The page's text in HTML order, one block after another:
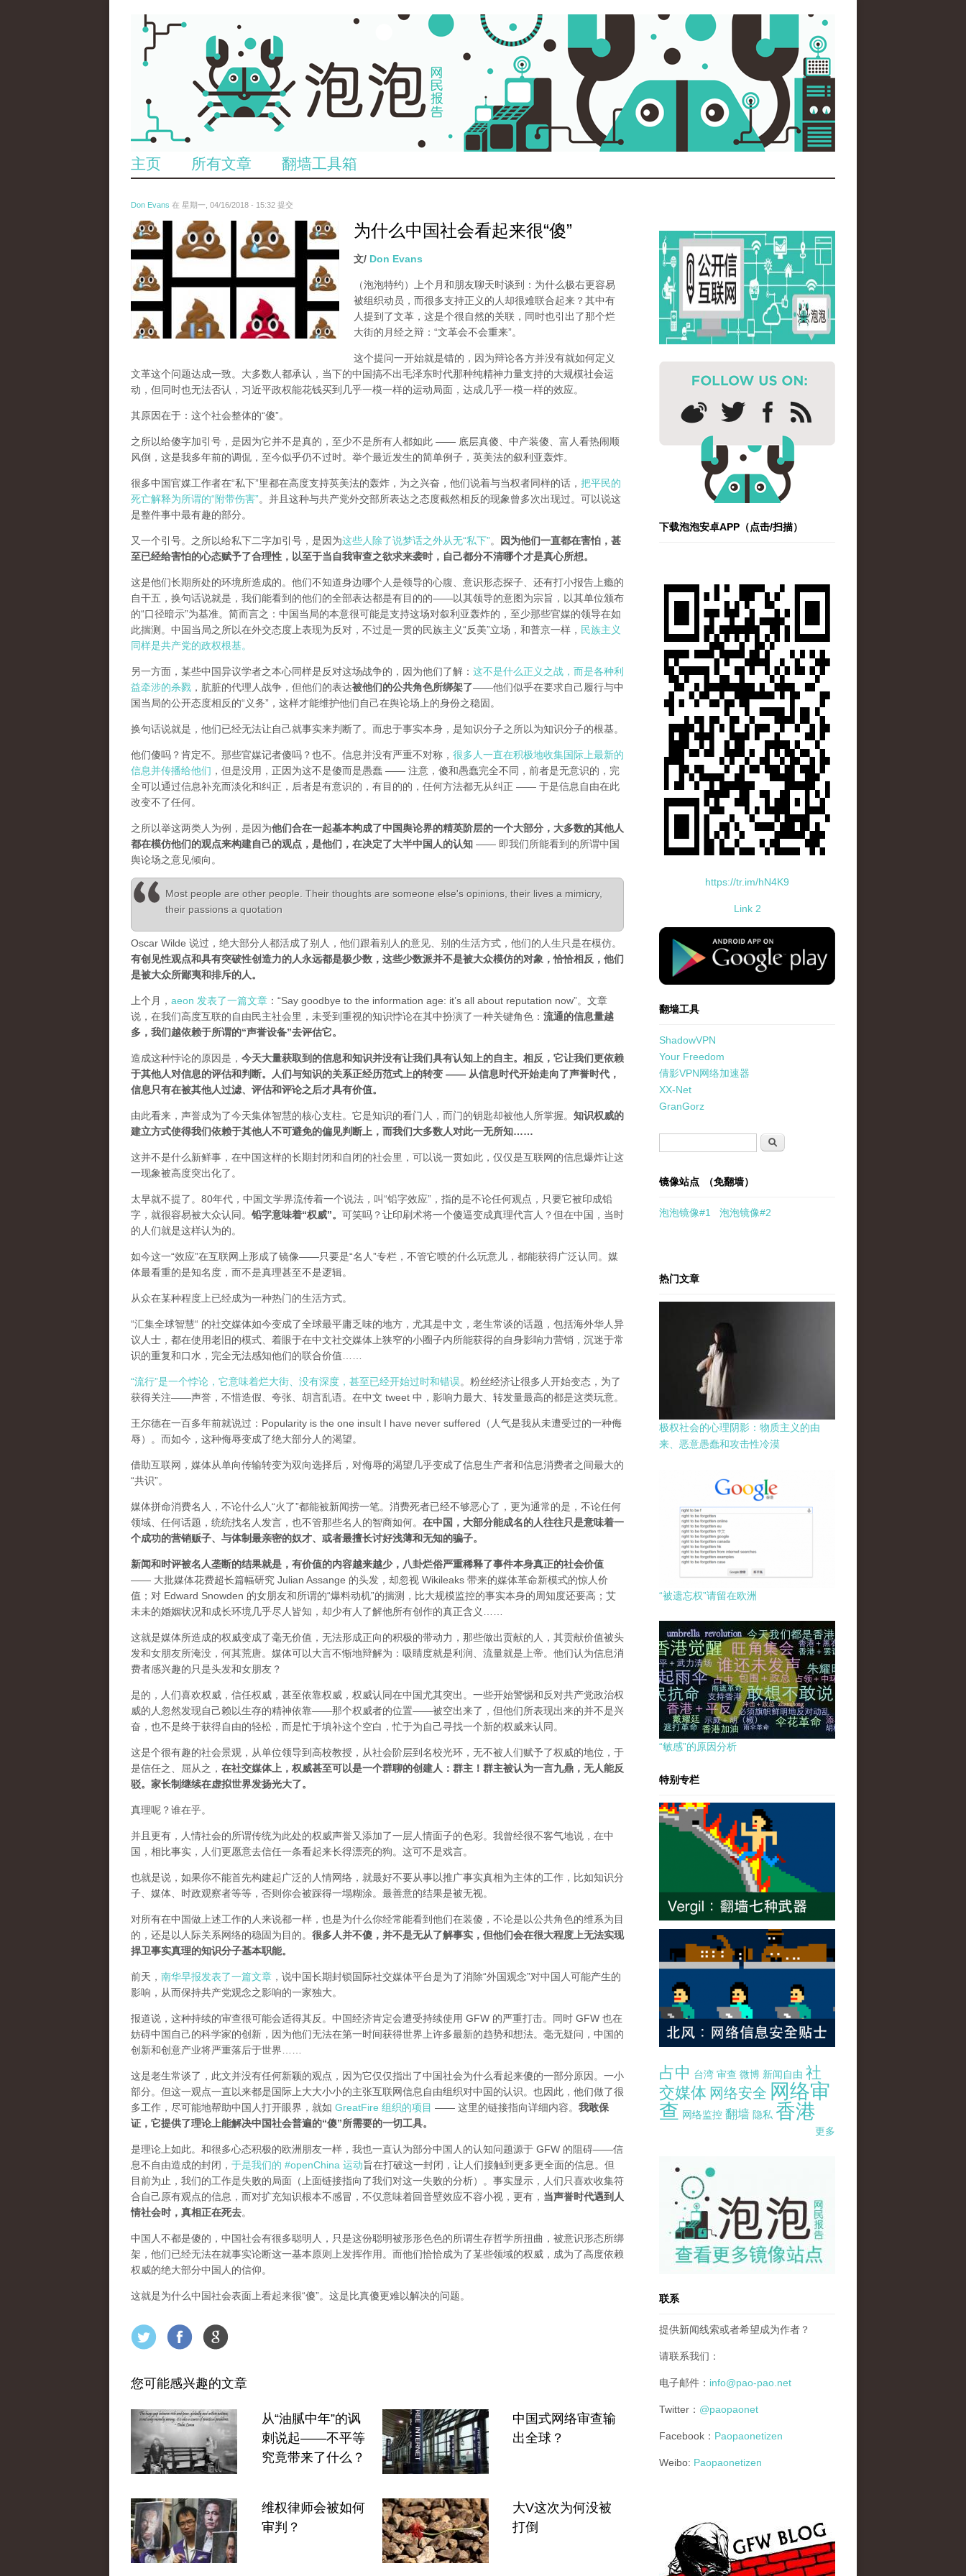
主页 所有文章 翻墙工具箱
Don Evans 在 星期一, 04/16/2018 - 15:32 提交
wechatimg1053.jpeg 为什么中国社会看起来很“傻”
文/ Don Evans
（泡泡特约）
上个月和朋友聊天时谈到：为什么极右更容易
被组织动员，而很多支持正义的人却很难联合起来？其中有
人提到了文革，这是个很自然的关联，同时也引出了那个烂
大街的月经之辩：“文革会不会重来”。
这个提问一开始就是错的，因为辩论各方并没有就如何定义
文革这个问题达成一致。大多数人都承认，当下的中国搞不出毛泽东时代那种纯精神力量支持的大规模社会运
动，但同时也无法否认，习近平政权能花钱买到几乎一模一样的运动局面，达成几乎一模一样的效应。
其原因在于：这个社会整体的“傻”。
之所以给傻字加引号，是因为它并不是真的，至少不是所有人都如此 —— 底层真傻、中产装傻、富人看热闹顺
风倒，这是我多年前的调侃，至今似乎仍不过时。举个最近发生的简单例子，英美法的叙利亚轰炸。
很多中国官媒工作者在“私下”里都在高度支持英美法的轰炸，为之兴奋，他们说着与当权者同样的话， 把平民的
死亡解释为所谓的“附带伤害”。并且这种与共产党外交部所表达之态度截然相反的现象曾多次出现过。可以说这
是整件事中最有趣的部分。
又一个引号。之所以给私下二字加引号，是因为这些人除了说梦话之外从无“私下”。
因为他们一直都在害怕，甚
至已经给害怕的心态赋予了合理性，以至于当自我审查之欲求来袭时，自己都分不清哪个才是真心所想。
这是他们长期所处的环境所造成的。他们不知道身边哪个人是领导的心腹、意识形态探子、还有打小报告上瘾的
自干五，换句话说就是，我们能看到的他们的全部表达都是有目的的——以其领导的意图为宗旨，以其单位颁布
的“口径暗示”为基准。简而言之：中国当局的本意很可能是支持这场对叙利亚轰炸的，至少那些官媒的领导在如
此揣测。中国当局之所以在外交态度上表现为反对，不过是一贯的民族主义“反美”立场，和普京一样， 民族主义
同样是共产党的政权根基。
另一方面，某些中国异议学者之本心同样是反对这场战争的，因为他们了解： 这不是什么正义之战，而是各种利
益牵涉的杀戮 ，肮脏的代理人战争，但他们的表达被他们的公共角色所绑架了——他们似乎在要求自己履行与中
国当局的公开态度相反的“义务”，这样才能维护他们自己在舆论场上的身份之稳固。
换句话说就是，他们已经无法让自己就事实来判断了。而忠于事实本身，是知识分子之所以为知识分子的根基。
他们傻吗？肯定不。那些官媒记者傻吗？也不。信息并没有严重不对称， 很多人一直在积极地收集国际上最新的
信息并传播给他们 ，但是没用，正因为这不是傻而是愚蠢 —— 注意，傻和愚蠢完全不同，前者是无意识的，完
全可以通过信息补充而淡化和纠正，后者是有意识的，有目的的，任何方法都无从纠正 —— 于是信息自由在此
改变不了任何。
之所以举这两类人为例，是因为他们合在一起基本构成了中国舆论界的精英阶层的一个大部分，大多数的其他人
都在模仿他们的观点来构建自己的观点，是他们，在决定了大半中国人的认知 —— 即我们所能看到的所谓中国
舆论场之意见倾向。
Most people are other people. Their thoughts are someone else's opinions, their lives a mimicry,
their passions a quotation
Oscar Wilde 说过，绝大部分人都活成了别人，他们跟着别人的意见、别的生活方式，他们的人生只是在模仿。
有创见性观点和具有突破性创造力的人永远都是极少数，这些少数派并不是被大众模仿的对象，恰恰相反，他们
是被大众所鄙夷和排斥的人。
上个月， aeon 发表了一篇文章 ：“Say goodbye to the information age: it’s all about reputation now”。文章
说，在我们高度互联的自由民主社会里，未受到重视的知识悖论在其中扮演了一种关键角色： 流通的信息量越
多，我们越依赖于所谓的“声誉设备”去评估它。
造成这种悖论的原因是， 今天大量获取到的信息和知识并没有让我们具有认知上的自主。相反，它让我们更依赖
于其他人对信息的评估和判断。
人们与知识的关系正经历范式上的转变 —— 从信息时代开始走向了声誉时代，
信息只有在被其他人过滤、评估和评论之后才具有价值。
由此看来，声誉成为了今天集体智慧的核心支柱。它是知识的看门人，而门的钥匙却被他人所掌握。 知识权威的
建立方式使得我们依赖于其他人不可避免的偏见判断上，而我们大多数人对此一无所知……
这并不是什么新鲜事，在中国这样的长期封闭和自闭的社会里，可以说一贯如此，仅仅是互联网的信息爆炸让这
一现象被高度突出化了。
太早就不提了。80年代，中国文学界流传着一个说法，叫“铅字效应”，指的是不论任何观点，只要它被印成铅
字，就很容易被大众认同。 铅字意味着“权威”。 可笑吗？让印刷术将一个傻逼变成真理代言人？但在中国，当时
的人们就是这样认为的。
如今这一“效应”在互联网上形成了镜像——只要是“名人”专栏，不管它喷的什么玩意儿，都能获得广泛认同。媒
体最看重的是知名度，而不是真理甚至不是逻辑。
从众在某种程度上已经成为一种热门的生活方式。
“汇集全球智慧“ 的社交媒体如今变成了全球最平庸乏味的地方，尤其是中文，老生常谈的话题，包括海外华人异
议人士，都在使用老旧的模式、着眼于在中文社交媒体上狭窄的小圈子内所能获得的自身影响力营销，沉迷于常
识的重复和口水，完全无法感知他们的联合价值……
“流行”是一个悖论，它意味着烂大街、没有深度，甚至已经开始过时和错误。粉丝经济让很多人开始变态，为了
获得关注——声誉，不惜造假、夸张、胡言乱语。在中文 tweet 中，影响力最大、转发量最高的都是这类玩意。
王尔德在一百多年前就说过：Popularity is the one insult I have never suffered（人气是我从未遭受过的一种侮
辱）。而如今，这种侮辱变成了绝大部分人的渴望。
借助互联网，媒体从单向传输转变为双向选择后，对侮辱的渴望几乎变成了信息生产者和信息消费者之间最大的
“共识”。
媒体拼命消费名人，不论什么人“火了”都能被新闻捞一笔。消费死者已经不够恶心了，更为通常的是，不论任何
领域、任何话题，统统找名人发言，也不管那些名人的智商如何。 在中国，大部分能成名的人往往只是意味着一
个成功的营销贩子、与体制最亲密的奴才、或者最擅长讨好浅薄和无知的骗子。
新闻和时评被名人垄断的结果就是，有价值的内容越来越少，八卦烂俗严重稀释了事件本身真正的社会价值
—— 大批媒体花费超长篇幅研究 Julian Assange 的头发，却忽视 Wikileaks 带来的媒体革命新模式的惊人价
值；对 Edward Snowden 的女朋友和所谓的“爆料动机”的揣测，比大规模监控的事实本身的周知度还要高；艾
未未的婚姻状况和成长环境几乎尽人皆知，却少有人了解他所有创作的真正含义……
这就是媒体所造成的权威变成了毫无价值，无法形成正向的积极的带动力，那些做出贡献的人，其贡献价值被头
发和女朋友所淹没，何其荒唐。媒体可以大言不惭地辩解为：吸睛度就是利润、流量就是上帝。他们认为信息消
费者感兴趣的只是头发和女朋友？
是的，人们喜欢权威，信任权威，甚至依靠权威，权威认同在中国尤其突出。一些开始警惕和反对共产党政治权
威的人忽然发现自己赖以生存的精神依靠——那个权威者的位置——被空出来了，但他们所表现出来的并不是兴
奋，也不是终于获得自由的轻松，而是忙于填补这个空白，忙于为自己寻找一个新的权威来认同。
这是个很有趣的社会景观，从单位领导到高校教授，从社会阶层到名校光环，无不被人们赋予了权威的地位，于
是信任之、屈从之， 在社交媒体上，权威甚至可以是一个群聊的创建人：群主！群主被认为一言九鼎，无人能反
驳。家长制继续在虚拟世界发扬光大了。
真理呢？谁在乎。
并且更有，人情社会的所谓传统为此处的权威声誉又添加了一层人情面子的色彩。我曾经很不客气地说，在中
国，相比事实，人们更愿意去信任一条看起来长得漂亮的狗。这可不是戏言。
也就是说，如果你不能首先构建起广泛的人情网络，就最好不要从事以推广事实真相为主体的工作，比如知识分
子、媒体、时政观察者等等，否则你会被踩得一塌糊涂。最善意的结果是被无视。
对所有在中国做上述工作的人来说都一样，也是为什么你经常能看到他们在装傻，不论是以公共角色的维系为目
的，还是以人际关系网络的稳固为目的。 很多人并不傻，并不是无从了解事实，但他们会在很大程度上无法实现
捍卫事实真理的知识分子基本职能。
前天， 南华早报发表了一篇文章 ，说中国长期封锁国际社交媒体平台是为了消除“外国观念”对中国人可能产生的
影响，从而保持共产党观念之影响的一家独大。
报道说，这种持续的审查很可能会适得其反。中国经济肯定会遭受持续使用 GFW 的严重打击。同时 GFW 也在
妨碍中国自己的科学家的创新，因为他们无法在第一时间获得世界上许多最新的趋势和想法。毫无疑问，中国的
创新和创意产业将严重落后于世界……
这是老生常谈了，此文并没有任何新颖的观点，因为它仅仅指出了中国社会为什么看起来傻的一部分原因。一小
部分。但这一观点一直以来都是国际上大大小小的主张互联网信息自由组织对中国的认识。也因此，他们做了很
多工作，尽可能地帮助中国人打开眼界，就如 GreatFire 组织的项目 —— 这里的链接指向详细内容。 我敢保
证，它提供了理论上能解决中国社会普遍的“傻”所需要的一切工具。
是理论上如此。和很多心态积极的欧洲朋友一样，我也一直认为部分中国人的认知问题源于 GFW 的阻碍——信
息不自由造成的封闭， 于是我们的 #openChina 运动旨在打破这一封闭，让人们接触到更多更全面的信息。但
目前为止，我们的工作是失败的局面（ 上面链接指向了我们对这一失败的分析）。事实显示，人们只喜欢收集符
合自己原有观点的信息，而对扩充知识根本不感冒，不仅意味着回音壁效应不容小视，更有， 当声誉时代遇到人
情社会时，真相正在死去。
中国人不都是傻的，中国社会有很多聪明人，只是这份聪明被形形色色的所谓生存哲学所扭曲，被意识形态所绑
架，他们已经无法在就事实论断这一基本原则上发挥作用。而他们恰恰成为了某些领域的权威，成为了高度依赖
权威的绝大部分中国人的信仰。
这就是为什么中国社会表面上看起来很“傻”。这是比真傻更难以解决的问题。
您可能感兴趣的文章
从“油腻中年”的讽
刺说起——不平等
究竟带来了什么？
中国式网络审查输
出全球？
维权律师会被如何
审判？
大V这次为何没被
打倒
下载泡泡安卓APP（点击/扫描）
https://tr.im/hN4K9
Link 2
standard-icon-googleplay-app-store.png
翻墙工具
ShadowVPN
Your Freedom
倩影VPN网络加速器
XX-Net
GranGorz
搜索
镜像站点 （免翻墙）
泡泡镜像#1 泡泡镜像#2
热门文章
极权社会的心理阴影：物质主义的由
来、恶意愚蠢和攻击性冷漠
“被遗忘权”请留在欧洲
“敏感”的原因分析
特别专栏
占中 台湾 审查 微博 新闻自由 社
交媒体 网络安全 网络审
查 网络监控 翻墙 隐私 香港
更多
pao-pao-banner-mirror-site-120814.jpg
联系
提供新闻线索或者希望成为作者？
请联系我们：
电子邮件： info@pao-pao.net
Twitter： @paopaonet
Facebook： Paopaonetizen
Weibo: Paopaonetizen
gfw_blog_small.jpg